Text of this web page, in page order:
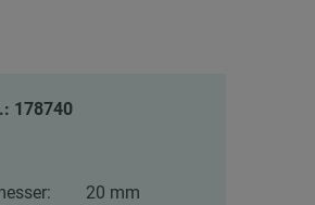
178740
20 mm